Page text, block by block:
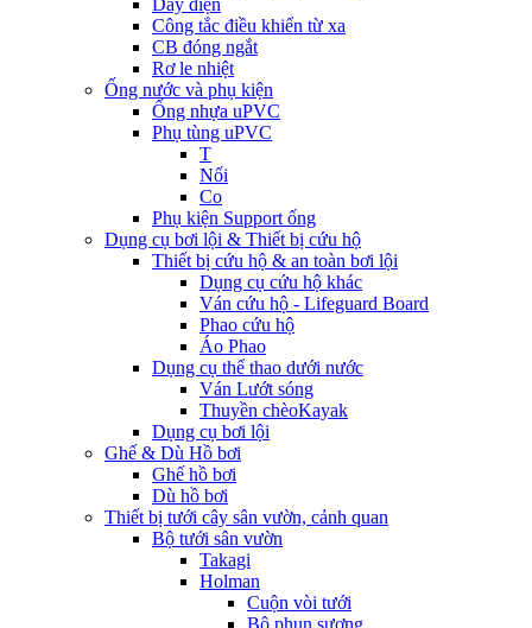
Dây điện
Công tắc điều khiển từ xa
CB đóng ngắt
Rơ le nhiệt
Ống nước và phụ kiện
Ống nhựa uPVC
Phụ tùng uPVC
T
Nối
Co
Phụ kiện Support ống
Dụng cụ bơi lội & Thiết bị cứu hộ
Thiết bị cứu hộ & an toàn bơi lội
Dụng cụ cứu hộ khác
Ván cứu hộ - Lifeguard Board
Phao cứu hộ
Áo Phao
Dụng cụ thể thao dưới nước
Ván Lướt sóng
Thuyền chèoKayak
Dụng cụ bơi lội
Ghế & Dù Hồ bơi
Ghế hồ bơi
Dù hồ bơi
Thiết bị tưới cây sân vườn, cảnh quan
Bộ tưới sân vườn
Takagi
Holman
Cuộn vòi tưới
Bộ phun sương